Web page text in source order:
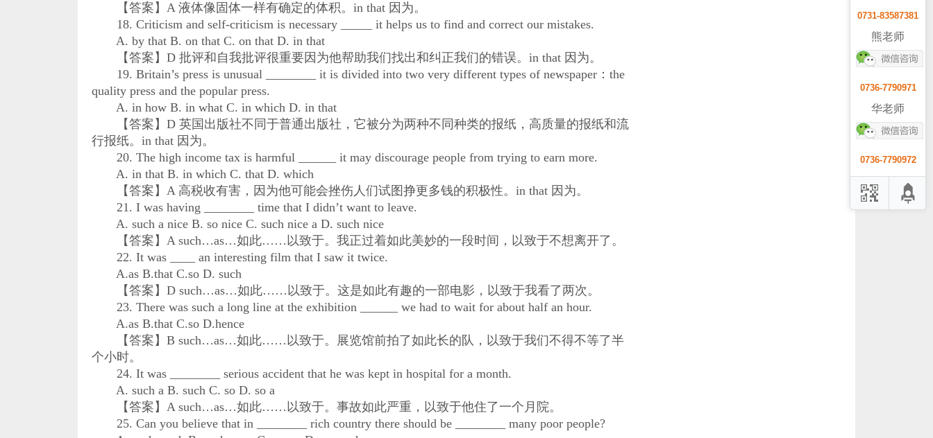
【答案】A 液体像固体一样有确定的体积。in that 因为。
18. Criticism and self-criticism is necessary _____ it helps us to find and correct our mistakes.
A. by that B. on that C. on that D. in that
【答案】D 批评和自我批评很重要因为他帮助我们找出和纠正我们的错误。in that 因为。
19. Britain’s press is unusual ________ it is divided into two very different types of newspaper：the
quality press and the popular press.
A. in how B. in what C. in which D. in that
【答案】D 英国出版社不同于普通出版社，它被分为两种不同种类的报纸，高质量的报纸和流
行报纸。in that 因为。
20. The high income tax is harmful ______ it may discourage people from trying to earn more.
A. in that B. in which C. that D. which
【答案】A 高税收有害，因为他可能会挫伤人们试图挣更多钱的积极性。in that 因为。
21. I was having ________ time that I didn’t want to leave.
A. such a nice B. so nice C. such nice a D. such nice
【答案】A such…as…如此……以致于。我正过着如此美妙的一段时间，以致于不想离开了。
22. It was ____ an interesting film that I saw it twice.
A.as B.that C.so D. such
【答案】D such…as…如此……以致于。这是如此有趣的一部电影，以致于我看了两次。
23. There was such a long line at the exhibition ______ we had to wait for about half an hour.
A.as B.that C.so D.hence
【答案】B such…as…如此……以致于。展览馆前拍了如此长的队，以致于我们不得不等了半
个小时。
24. It was ________ serious accident that he was kept in hospital for a month.
A. such a B. such C. so D. so a
【答案】A such…as…如此……以致于。事故如此严重，以致于他住了一个月院。
25. Can you believe that in ________ rich country there should be ________ many poor people?
0731-83587381
熊老师
0736-7790971
华老师
0736-7790972